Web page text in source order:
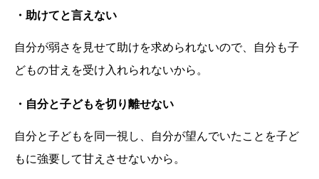
・助けてと言えない
自分が弱さを見せて助けを求められないので、自分も子
どもの甘えを受け入れられないから。
・自分と子どもを切り離せない
自分と子どもを同一視し、自分が望んでいたことを子ど
もに強要して甘えさせないから。